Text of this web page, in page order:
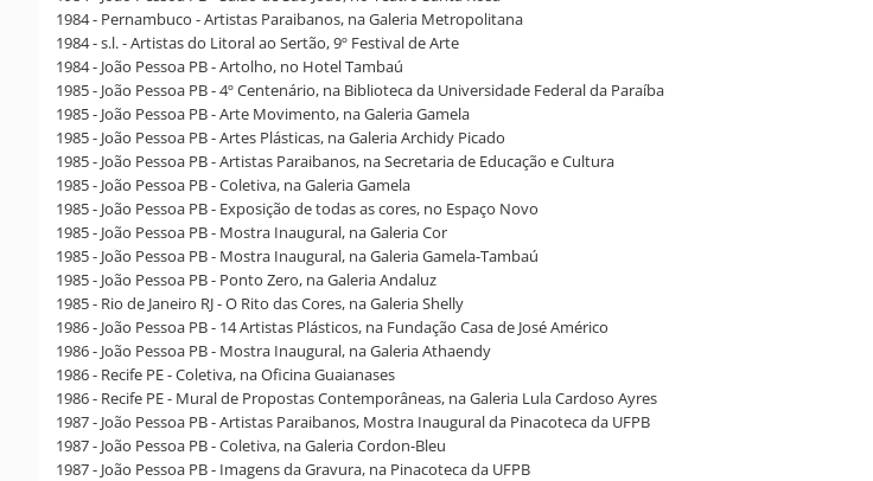
1984 - Pernambuco - Artistas Paraibanos, na Galeria Metropolitana
1984 - s.l. - Artistas do Litoral ao Sertão, 9º Festival de Arte
1984 - João Pessoa PB - Artolho, no Hotel Tambaú
1985 - João Pessoa PB - 4º Centenário, na Biblioteca da Universidade Federal da Paraíba
1985 - João Pessoa PB - Arte Movimento, na Galeria Gamela
1985 - João Pessoa PB - Artes Plásticas, na Galeria Archidy Picado
1985 - João Pessoa PB - Artistas Paraibanos, na Secretaria de Educação e Cultura
1985 - João Pessoa PB - Coletiva, na Galeria Gamela
1985 - João Pessoa PB - Exposição de todas as cores, no Espaço Novo
1985 - João Pessoa PB - Mostra Inaugural, na Galeria Cor
1985 - João Pessoa PB - Mostra Inaugural, na Galeria Gamela-Tambaú
1985 - João Pessoa PB - Ponto Zero, na Galeria Andaluz
1985 - Rio de Janeiro RJ - O Rito das Cores, na Galeria Shelly
1986 - João Pessoa PB - 14 Artistas Plásticos, na Fundação Casa de José Américo
1986 - João Pessoa PB - Mostra Inaugural, na Galeria Athaendy
1986 - Recife PE - Coletiva, na Oficina Guaianases
1986 - Recife PE - Mural de Propostas Contemporâneas, na Galeria Lula Cardoso Ayres
1987 - João Pessoa PB - Artistas Paraibanos, Mostra Inaugural da Pinacoteca da UFPB
1987 - João Pessoa PB - Coletiva, na Galeria Cordon-Bleu
1987 - João Pessoa PB - Imagens da Gravura, na Pinacoteca da UFPB